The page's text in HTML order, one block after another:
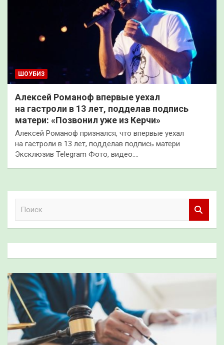
ШОУБИЗ
Алексей Романоф впервые уехал
на гастроли в 13 лет, подделав подпись
матери: «Позвонил уже из Керчи»
Алексей Романоф признался, что впервые уехал
на гастроли в 13 лет, подделав подпись матери
Эксклюзив Telegram Фото, видео:…
к